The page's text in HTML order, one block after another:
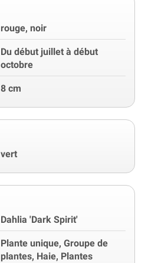
rouge, noir
Du début juillet à début
octobre
8 cm
vert
Dahlia 'Dark Spirit'
Plante unique, Groupe de
plantes, Haie, Plantes